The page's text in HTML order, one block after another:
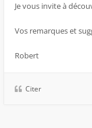
Je vous invite à
Vos remarques et
Robert
Citer